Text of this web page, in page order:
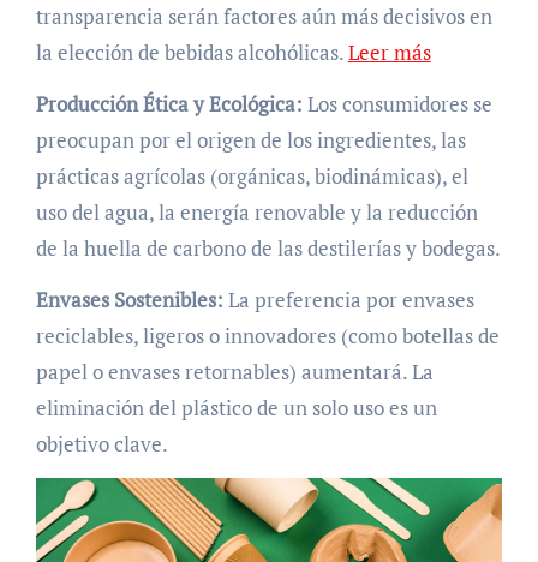
transparencia serán factores aún más decisivos en
la elección de bebidas alcohólicas.Leer más
Producción Ética y Ecológica: Los consumidores se
preocupan por el origen de los ingredientes, las
prácticas agrícolas (orgánicas, biodinámicas), el
uso del agua, la energía renovable y la reducción
de la huella de carbono de las destilerías y bodegas.
Envases Sostenibles: La preferencia por envases
reciclables, ligeros o innovadores (como botellas de
papel o envases retornables) aumentará. La
eliminación del plástico de un solo uso es un
objetivo clave.